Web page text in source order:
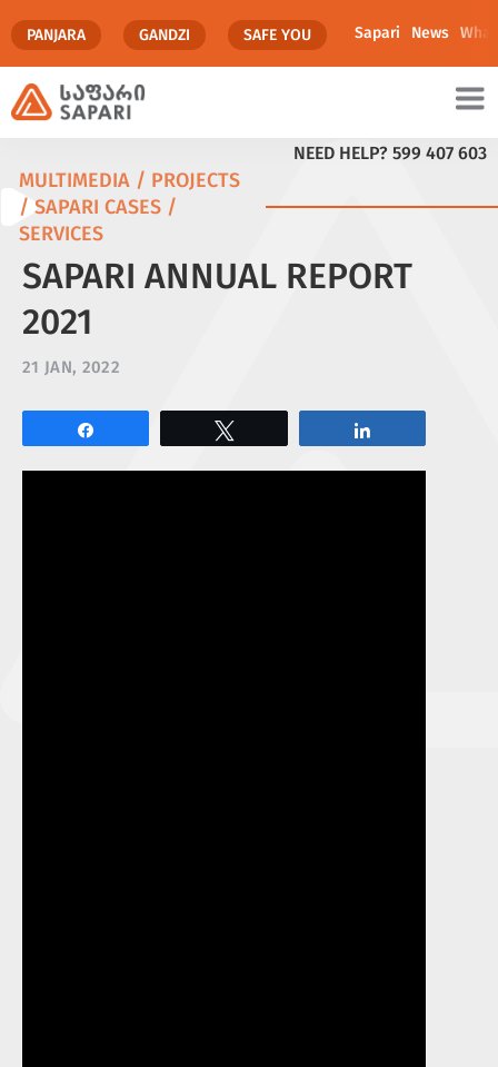
PANJARA GANDZI SAFE YOU Sapari News
NEED HELP? 599 407 603
MULTIMEDIA / PROJECTS
/ SAPARI CASES /
SERVICES
SAPARI ANNUAL REPORT
2021
21 JAN, 2022